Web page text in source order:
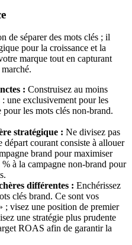
de séparer des mots clés ; il
pour la croissance et la
marque tout en capturant
: Construisez au moins
une exclusivement pour les
les mots clés non-brand.
stratégique : Ne divisez pas
courant consiste à allouer
brand pour maximiser
à la campagne non-brand pour
différentes : Enchérissez
clés brand. Ce sont vos
; visez une position de premier
une stratégie plus prudente
ROAS afin de garantir la